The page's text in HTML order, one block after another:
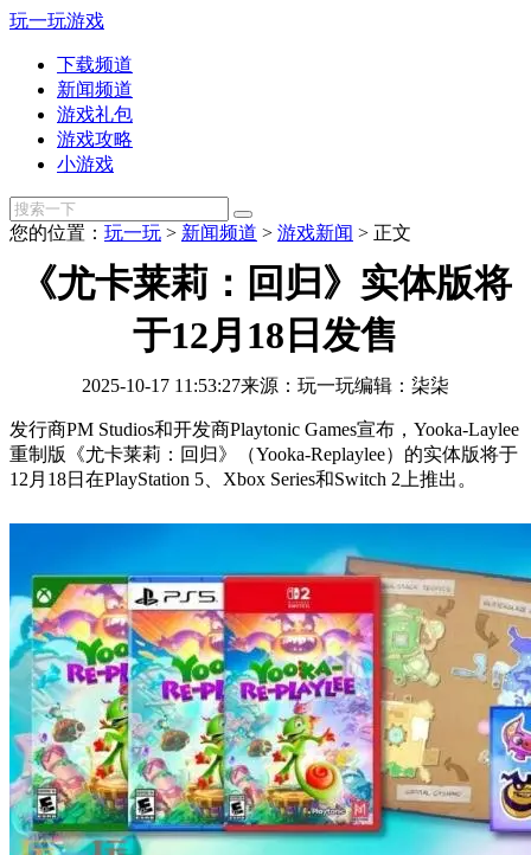
玩一玩游戏
下载频道
新闻频道
游戏礼包
游戏攻略
小游戏
您的位置： 玩一玩 > 新闻频道 > 游戏新闻 > 正文
《尤卡莱莉：回归》实体版将
于12月18日发售
2025-10-17 11:53:27来源：玩一玩编辑：柒柒
发行商PM Studios和开发商Playtonic Games宣布，Yooka-Laylee
重制版《尤卡莱莉：回归》（Yooka-Replaylee）的实体版将于
12月18日在PlayStation 5、Xbox Series和Switch 2上推出。